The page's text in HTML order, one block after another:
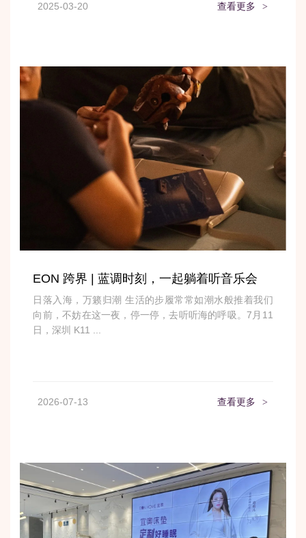
2025-03-20 查看更多 >
EON 跨界 | 蓝调时刻，一起躺着听音乐会
日落入海，万籁归潮 生活的步履常常如潮水般推着我们
向前，不妨在这一夜，停一停，去听听海的呼吸。7月11
日，深圳 K11 ...
2026-07-13 查看更多 >